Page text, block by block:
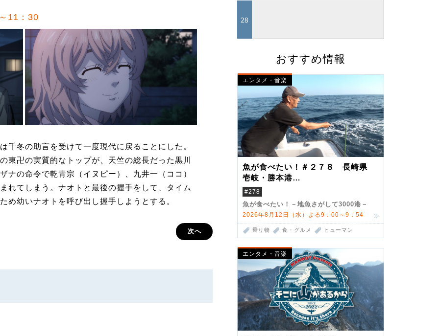
おすすめ情報
エンタメ・音楽
魚が食べたい！＃２７８ 長崎県
壱岐・勝本港
（クロマグロ）
#278
魚が食べたい！－地魚さがして3000港－
2026年8月12日（水）よる9：00～9：54
乗り物 食・グルメ ヒューマン
エンタメ・音楽
11：30
千冬の助言を受けて一度現代に戻ることにした。
東卍の実質的なトップが、天竺の総長だった黒川
ナの命令で乾青宗（イヌピー）、九井一（ココ）
れてしまう。ナオトと最後の握手をして、タイム
め幼いナオトを呼び出し握手しようとする。
次へ